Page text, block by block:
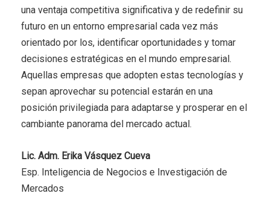
una ventaja competitiva significativa y de redefinir su
futuro en un entorno empresarial cada vez más
orientado por los, identificar oportunidades y tomar
decisiones estratégicas en el mundo empresarial.
Aquellas empresas que adopten estas tecnologías y
sepan aprovechar su potencial estarán en una
posición privilegiada para adaptarse y prosperar en el
cambiante panorama del mercado actual.
Lic. Adm. Erika Vásquez Cueva
Esp. Inteligencia de Negocios e Investigación de
Mercados